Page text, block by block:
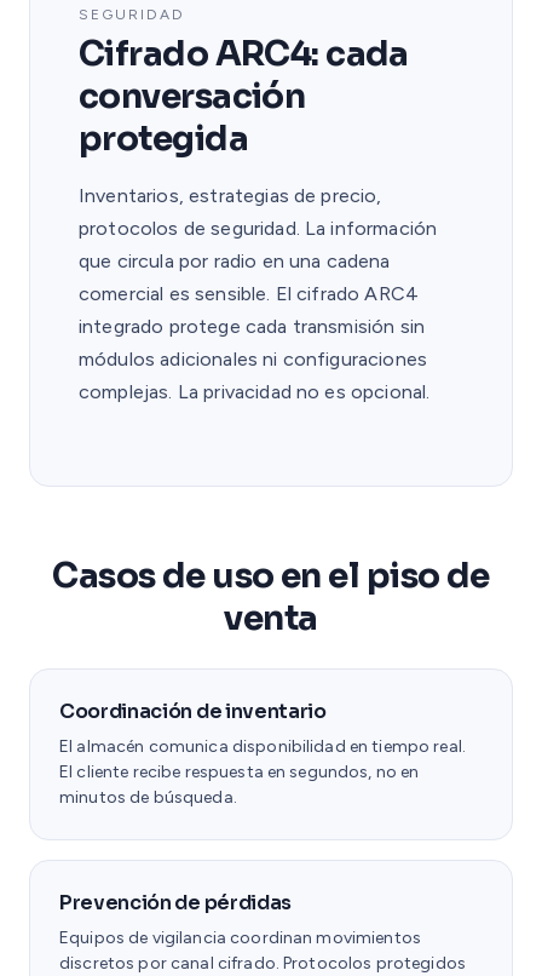
SEGURIDAD
Cifrado ARC4: cada
conversación
protegida
Inventarios, estrategias de precio,
protocolos de seguridad. La información
que circula por radio en una cadena
comercial es sensible. El cifrado ARC4
integrado protege cada transmisión sin
módulos adicionales ni configuraciones
complejas. La privacidad no es opcional.
Casos de uso en el piso de
venta
Coordinación de inventario
El almacén comunica disponibilidad en tiempo real.
El cliente recibe respuesta en segundos, no en
minutos de búsqueda.
Prevención de pérdidas
Equipos de vigilancia coordinan movimientos
discretos por canal cifrado. Protocolos protegidos